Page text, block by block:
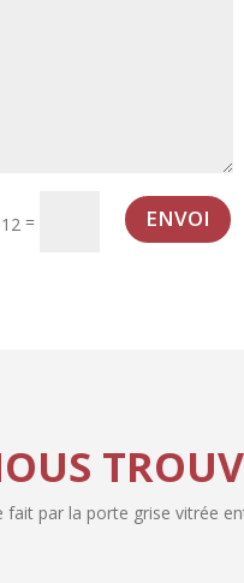
= ENVOI
fait par la porte grise vitrée